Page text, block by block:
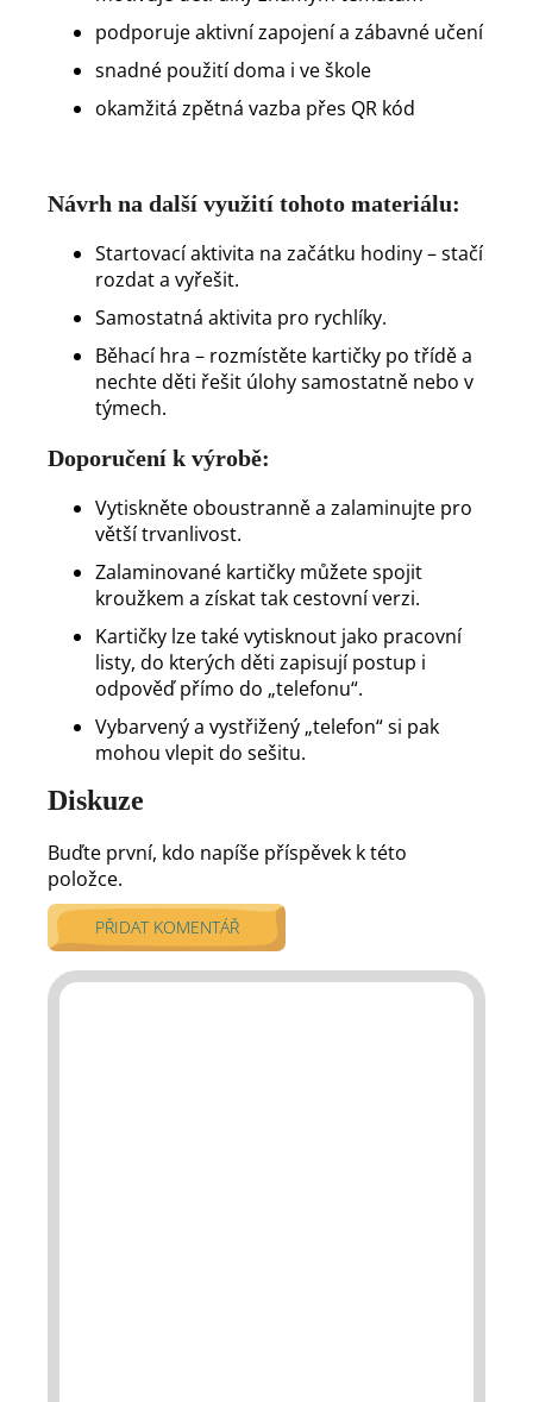
podporuje aktivní zapojení a zábavné učení
snadné použití doma i ve škole
okamžitá zpětná vazba přes QR kód
Návrh na další využití tohoto materiálu:
Startovací aktivita na začátku hodiny – stačí
rozdat a vyřešit.
Samostatná aktivita pro rychlíky.
Běhací hra – rozmístěte kartičky po třídě a
nechte děti řešit úlohy samostatně nebo v
týmech.
Doporučení k výrobě:
Vytiskněte oboustranně a zalaminujte pro
větší trvanlivost.
Zalaminované kartičky můžete spojit
kroužkem a získat tak cestovní verzi.
Kartičky lze také vytisknout jako pracovní
listy, do kterých děti zapisují postup i
odpověď přímo do „telefonu“.
Vybarvený a vystřižený „telefon“ si pak
mohou vlepit do sešitu.
Diskuze
Buďte první, kdo napíše příspěvek k této
položce.
PŘIDAT KOMENTÁŘ